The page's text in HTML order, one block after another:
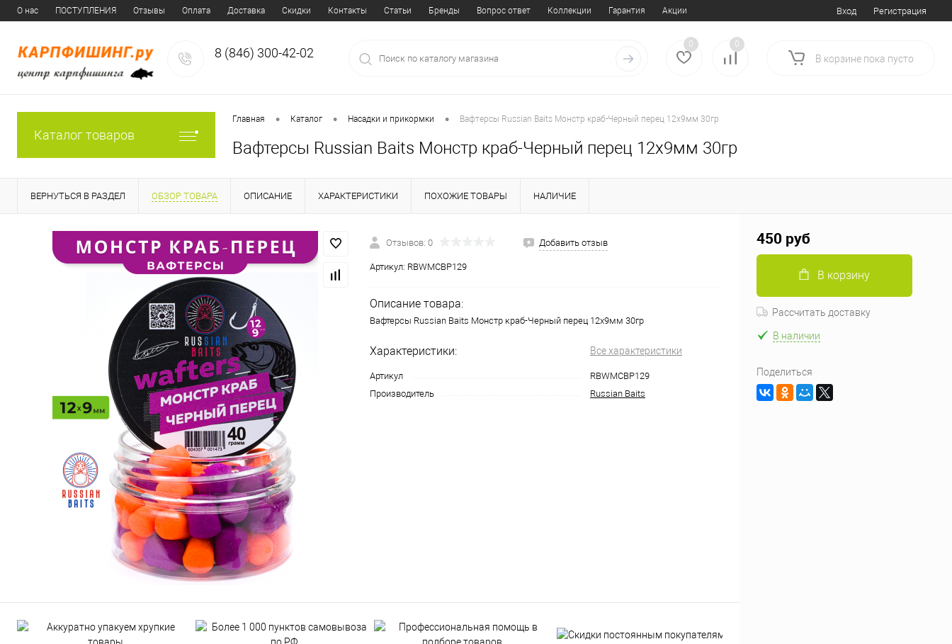
О нас ПОСТУПЛЕНИЯ Отзывы Оплата Доставка Скидки Контакты Статьи Бренды Вопрос ответ Коллекции Гарантия Акции Вход Регистрация
8 (846) 300-42-02
0 0
В корзине пока пусто
Каталог товаров
Главная • Каталог • Насадки и прикормки • Вафтерсы Russian Baits Монстр краб-Черный перец 12х9мм 30гр
Вафтерсы Russian Baits Монстр краб-Черный перец 12х9мм 30гр
ВЕРНУТЬСЯ В РАЗДЕЛ ОБЗОР ТОВАРА ОПИСАНИЕ ХАРАКТЕРИСТИКИ ПОХОЖИЕ ТОВАРЫ НАЛИЧИЕ
Отзывов: 0 Добавить отзыв
Артикул: RBWMCBP129
Описание товара:
Вафтерсы Russian Baits Монстр краб-Черный перец 12х9мм 30гр
Характеристики: Все характеристики
Артикул
RBWMCBP129
Производитель
Russian Baits
450 руб
В корзину
Рассчитать доставку
В наличии
Поделиться